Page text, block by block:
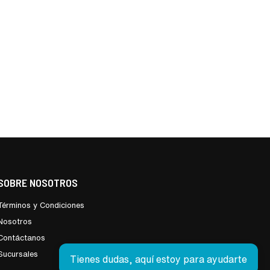
NOSOTROS
y Condiciones
Tienes dudas, aquí estoy para ayudarte